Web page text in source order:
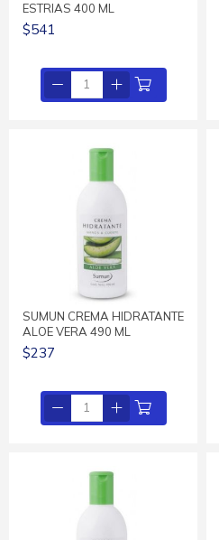
ESTRIAS 400 ML
$541
SUMUN CREMA HIDRATANTE
ALOE VERA 490 ML
$237